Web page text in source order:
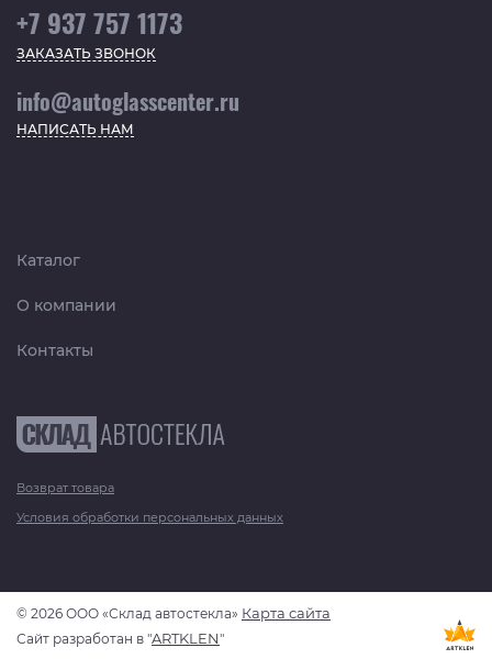
+7 937 757 1173
ЗАКАЗАТЬ ЗВОНОК
info@autoglasscenter.ru
НАПИСАТЬ НАМ
Каталог
О компании
Контакты
Возврат товара
Условия обработки персональных данных
© 2026 ООО «Склад автостекла» Карта сайта
Сайт разработан в "ARTKLEN"